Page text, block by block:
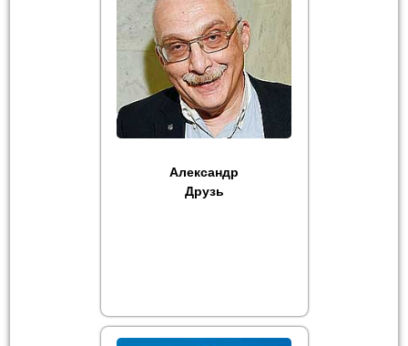
Александр
Друзь